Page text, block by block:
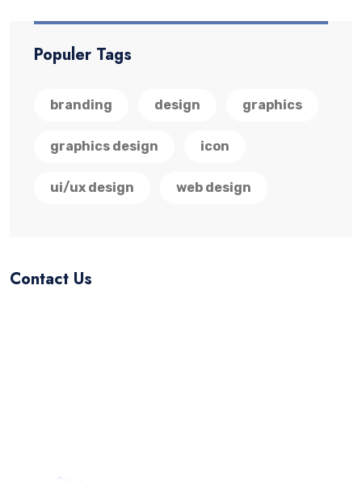
Populer Tags
branding design graphics
graphics design icon
ui/ux design web design
Contact Us